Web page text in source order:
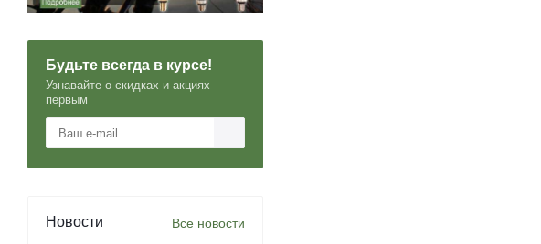
Будьте всегда в курсе!
Узнавайте о скидках и акциях
первым
Новости Все новости